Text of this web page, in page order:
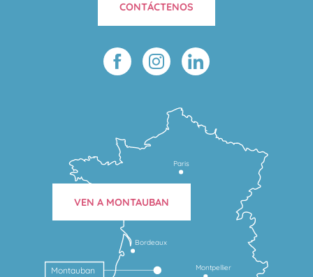
CONTÁCTENOS
Montpellier
Bordeaux
Montauban
Paris
VEN A MONTAUBAN